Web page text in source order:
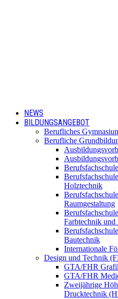
NEWS
BILDUNGSANGEBOT
Berufliches
Berufliche
Holztechnik
Raumgestaltung
Farbtechnik und
Bautechnik
Internationale
Design und Technik
GTA/FHR
GTA/FHR
Zweijährige
Drucktechnik